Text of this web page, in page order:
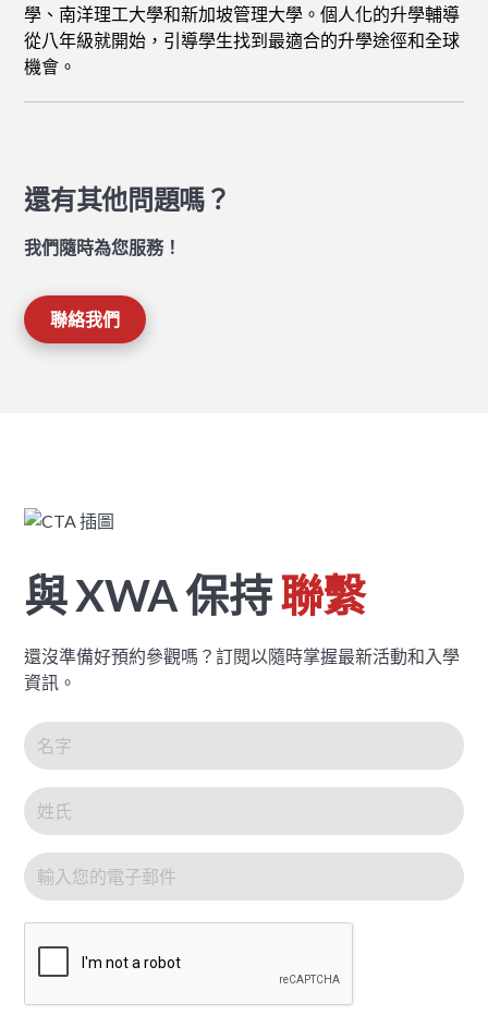
學、南洋理工大學和新加坡管理大學。個人化的升學輔導
從八年級就開始，引導學生找到最適合的升學途徑和全球
機會。
還有其他問題嗎？
我們隨時為您服務！
聯絡我們
與 XWA 保持聯繫
還沒準備好預約參觀嗎？訂閱以隨時掌握最新活動和入學
資訊。